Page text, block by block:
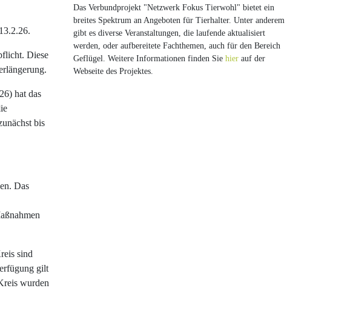
Diese
hat das
bis
Das
sind
gilt
wurden
Das Verbundprojekt "Netzwerk Fokus Tierwohl" bietet ein
breites Spektrum an Angeboten für Tierhalter. Unter anderem
gibt es diverse Veranstaltungen, die laufende aktualisiert
werden, oder aufbereitete Fachthemen, auch für den Bereich
Geflügel. Weitere Informationen finden Sie hier auf der
Webseite des Projektes.